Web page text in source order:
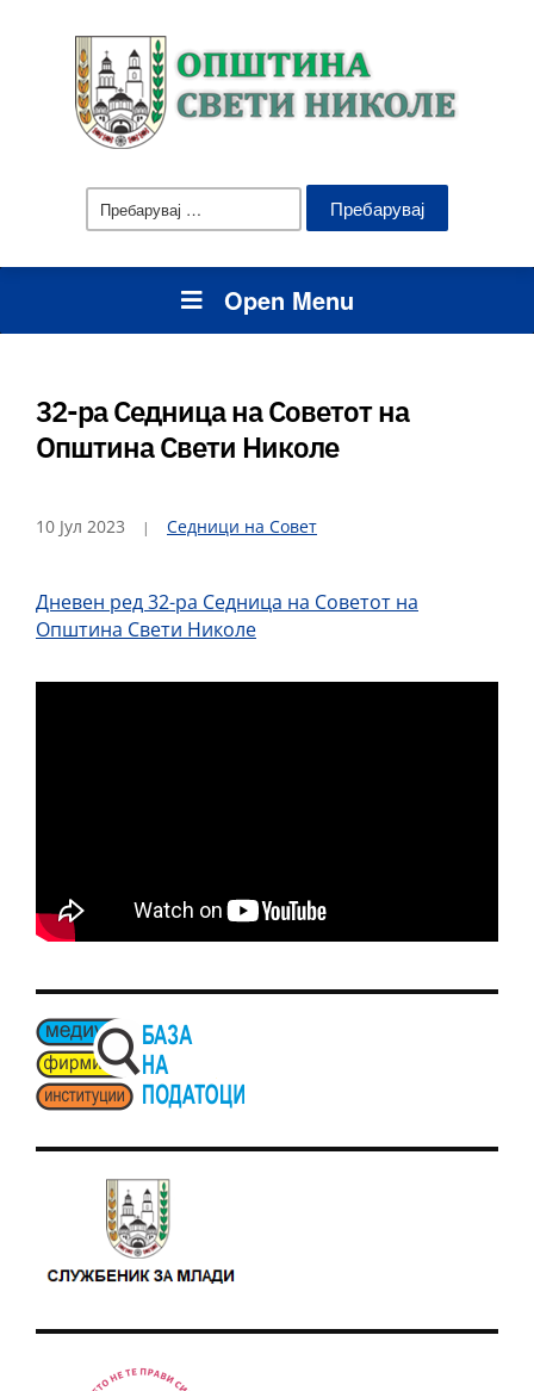
Пребарувај
за:
Open Menu
32-ра Седница на Советот на
Општина Свети Николе
10 Јул 2023 Седници на Совет
Дневен ред 32-ра Седница на Советот на
Општина Свети Николе